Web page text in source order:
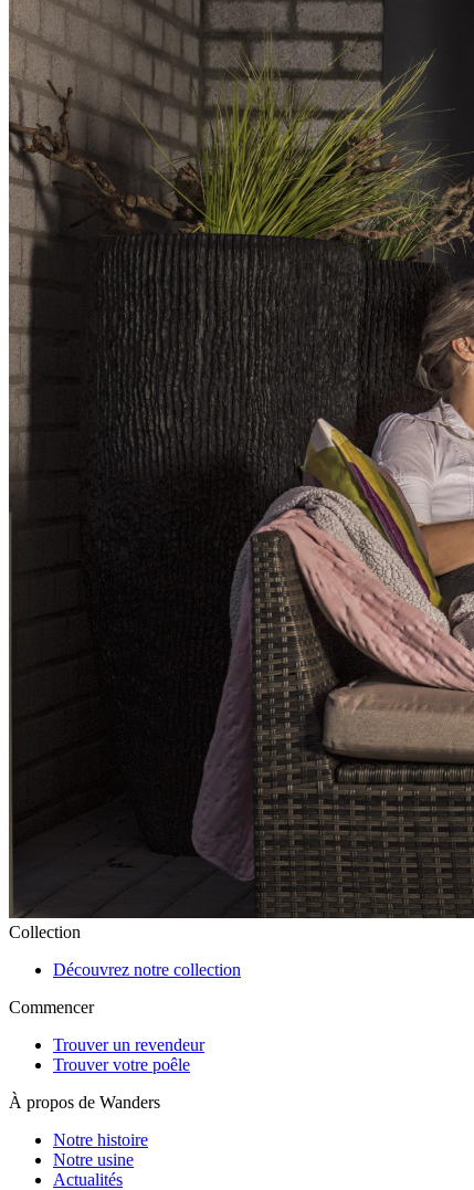
Collection
Découvrez notre collection
Commencer
Trouver un revendeur
Trouver votre poêle
À propos de Wanders
Notre histoire
Notre usine
Actualités